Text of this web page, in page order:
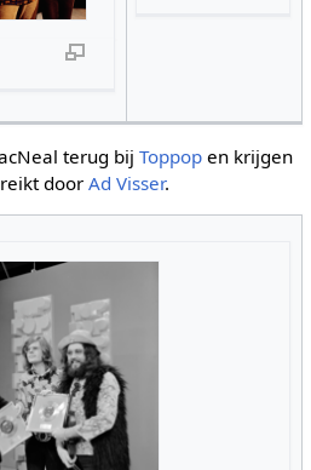
terug bij Toppopen krijgen
door Ad Visser.